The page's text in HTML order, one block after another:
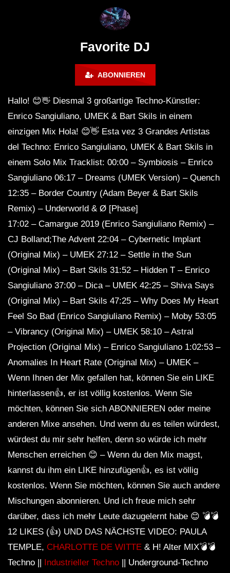
Favorite DJ
ABONNIEREN
Hallo! 😊👋 Diesmal 3 großartige Techno-Künstler:
Enrico Sangiuliano, UMEK & Bart Skils in einem
einzigen Mix Hola! 😊👋 Esta vez 3 Grandes Artistas
del Techno: Enrico Sangiuliano, UMEK & Bart Skils in
einem Solo Mix Tracklist: 00:00 – Symbiosis – Enrico
Sangiuliano 06:17 – Dreams (UMEK Version) – Quench
12:35 – Border Country (Adam Beyer & Bart Skils
Remix) – Underworld & Ø [Phase]
17:02 – Camargue 2019 (Enrico Sangiuliano Remix) –
CJ Bolland;The Advent 22:04 – Cybernetic Implant
(Original Mix) – UMEK 27:12 – Settle in the Sun
(Original Mix) – Bart Skils 31:52 – Hidden T – Enrico
Sangiuliano 37:00 – Dica – UMEK 42:25 – Shiva Says
(Original Mix) – Bart Skils 47:25 – Why Does My Heart
Feel So Bad (Enrico Sangiuliano Remix) – Moby 53:05
– Vibrancy (Original Mix) – UMEK 58:10 – Astral
Projection (Original Mix) – Enrico Sangiuliano 1:02:53 –
Anomalies In Heart Rate (Original Mix) – UMEK –
Wenn Ihnen der Mix gefallen hat, können Sie ein LIKE
hinterlassen👍, er ist völlig kostenlos. Wenn Sie
möchten, können Sie sich ABONNIEREN oder meine
anderen Mixe ansehen. Und wenn du es teilen würdest,
würdest du mir sehr helfen, denn so würde ich mehr
Menschen erreichen 😊 – Wenn du den Mix magst,
kannst du ihm ein LIKE hinzufügen👍, es ist völlig
kostenlos. Wenn Sie möchten, können Sie auch andere
Mischungen abonnieren. Und ich freue mich sehr
darüber, dass ich mehr Leute dazugelernt habe 😊 💣💣
12 LIKES (👍) UND DAS NÄCHSTE VIDEO: PAULA
TEMPLE, CHARLOTTE DE WITTE & H! Alter MIX💣💣
Techno || Industrieller Techno || Underground-Techno